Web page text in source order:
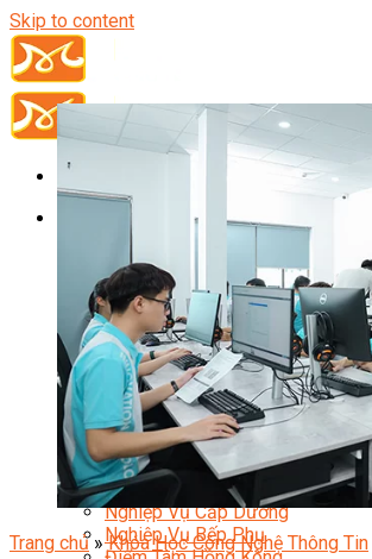
Skip to content
Bếp Trưởng Điều Hành
Nghiệp Vụ Bếp Trưởng
Nghiệp Vụ Bếp Quốc Tế
Nghiệp Vụ Bếp Trưởng Bếp Việt
Nghiệp Vụ Bếp Trưởng Bếp Âu
Nghiệp Vụ Bếp Trưởng Bếp Á
Nghiệp Vụ Bếp Trưởng Bếp Nhật
Nghiệp Vụ Bếp Trưởng Bếp Hoa
Nghiệp Vụ Bếp Hàn
Nghiệp Vụ Bếp Thái
Nghiệp Vụ Bếp Chay
Nghiệp Vụ Quản Lý Bếp
Nghiệp Vụ Cấp Dưỡng
Nghiệp Vụ Bếp Phụ
Trang chủ » Khóa Học Công Nghệ Thông Tin